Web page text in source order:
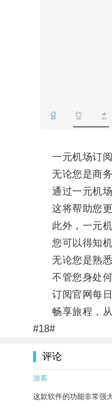
一元机场订阅
无论您是商务
通过一元机场
这将帮助您更
此外，一元机
您可以得知机
无论您是熟悉
不管您身处何
订阅官网每日
畅享旅程，从
#18#
评论
游客
这款软件的功能非常强